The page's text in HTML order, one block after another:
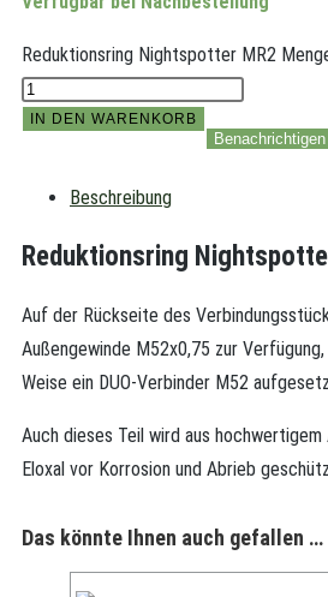
Reduktionsring Nightspotter MR2
IN DEN WARENKORB
Beschreibung
Reduktionsring
Auf der Rückseite des
Außengewinde M52x0,75 zur
Weise ein DUO-Verbinder M52
Auch dieses Teil wird aus
Eloxal vor Korrosion und Abrieb
Das könnte Ihnen auch gefallen …